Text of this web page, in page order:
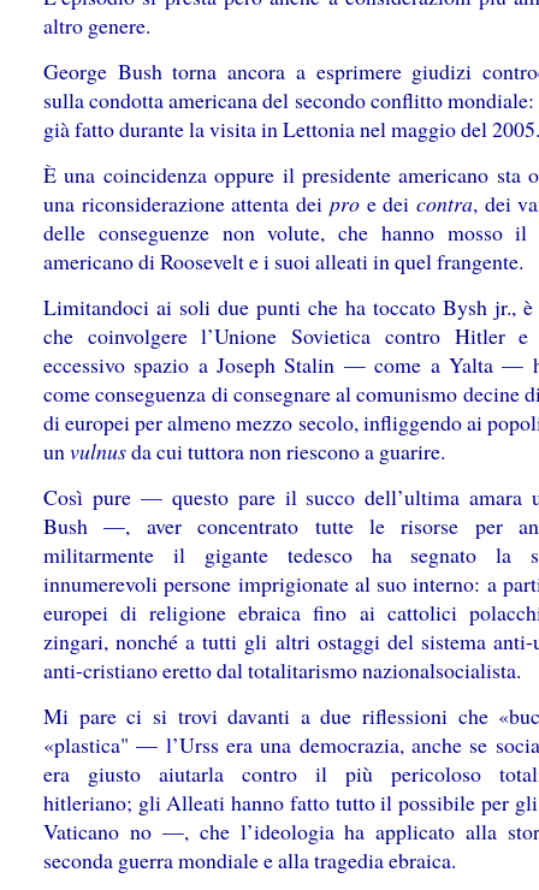
altro genere.
George Bush torna ancora a esprimere giudizi
sulla condotta americana del secondo conflitto mondiale:
già fatto durante la visita in Lettonia nel maggio del 2005.
È una coincidenza oppure il presidente americano sta
una riconsiderazione attenta dei proe dei contra, dei
delle conseguenze non volute, che hanno mosso il
americano di Roosevelt e i suoi alleati in quel frangente.
Limitandoci ai soli due punti che ha toccato Bysh jr.,
che coinvolgere l’Unione Sovietica contro Hitler e
eccessivo spazio a Joseph Stalin — come a Yalta —
come conseguenza di consegnare al comunismo decine
di europei per almeno mezzo secolo, infliggendo ai
unvulnusda cui tuttora non riescono a guarire.
Così pure — questo pare il succo dell’ultima amara
Bush —, aver concentrato tutte le risorse per
militarmente il gigante tedesco ha segnato la
innumerevoli persone imprigionate al suo interno: a
europei di religione ebraica fino ai cattolici
zingari, nonché a tutti gli altri ostaggi del sistema anti-
anti-cristiano eretto dal totalitarismo nazionalsocialista.
Mi pare ci si trovi davanti a due riflessioni che
«plastica" — l’Urss era una democrazia, anche se
era giusto aiutarla contro il più pericoloso
hitleriano; gli Alleati hanno fatto tutto il possibile per
Vaticano no —, che l’ideologia ha applicato alla
seconda guerra mondiale e alla tragedia ebraica.